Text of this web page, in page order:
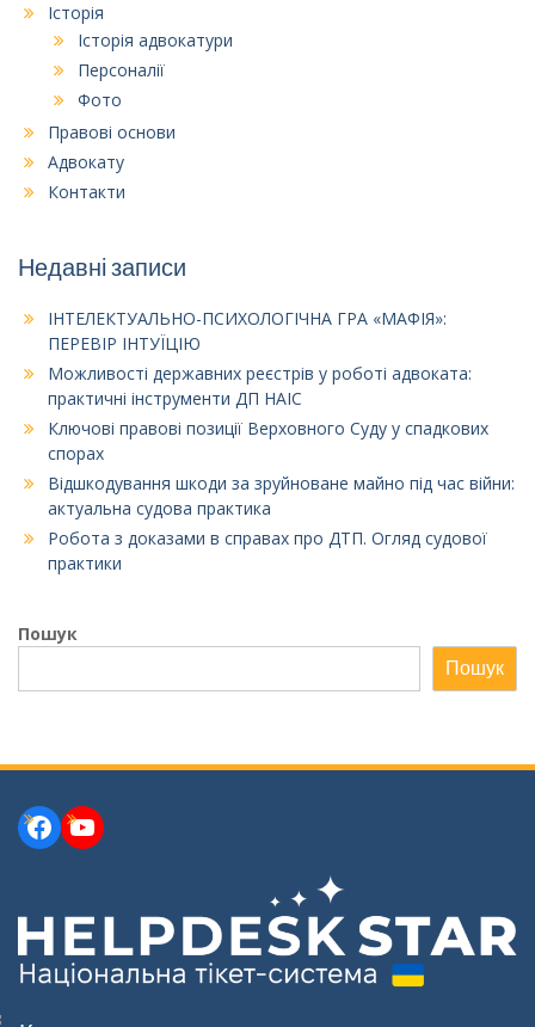
Історія
Історія адвокатури
Персоналії
Фото
Правові основи
Адвокату
Контакти
Недавні записи
ІНТЕЛЕКТУАЛЬНО-ПСИХОЛОГІЧНА ГРА «МАФІЯ»:
ПЕРЕВІР ІНТУЇЦІЮ
Можливості державних реєстрів у роботі адвоката:
практичні інструменти ДП НАІС
Ключові правові позиції Верховного Суду у спадкових
спорах
Відшкодування шкоди за зруйноване майно під час війни:
актуальна судова практика
Робота з доказами в справах про ДТП. Огляд судової
практики
Пошук
Пошук
Facebook
YouTube